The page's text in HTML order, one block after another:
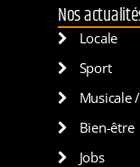
Nos
Locale
Sport
Musicale
Bien-être
Jobs